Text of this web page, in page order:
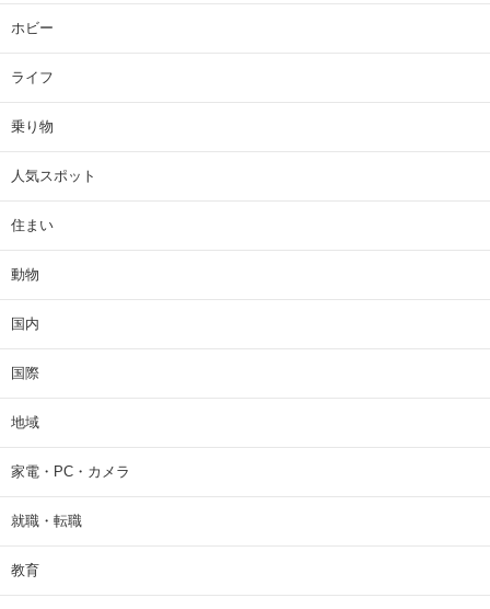
ホビー
ライフ
乗り物
人気スポット
住まい
動物
国内
国際
地域
家電・PC・カメラ
就職・転職
教育